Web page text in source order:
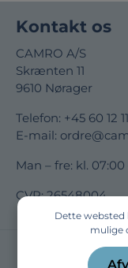
Kontakt os
CAMRO A/S
Skrænten 11
9610 Nørager
Telefon: +45 60 12
E-mail:
Man – fre: kl. 07:00
CVR: 26548004
Dette websted
mulige